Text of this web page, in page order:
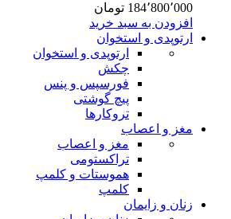
184٬800٬000 تومان
افزودن به سبد خرید
ارتوپدی و استخوان
ارتوپدی و استخوان
چکش
فورسپس و پنس
پیچ گوشتی
تروکارها
مغز و اعصاب
مغز و اعصاب
تراکستومی
هموستات و کلمپ
کلمپ
زنان و زایمان